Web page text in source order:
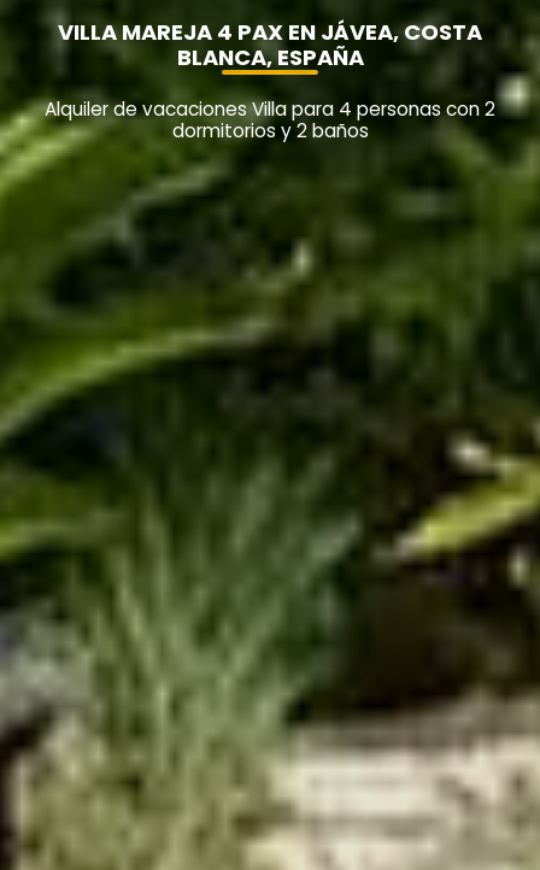
VILLA MAREJA 4 PAX EN JÁVEA, COSTA
BLANCA, ESPAÑA
Alquiler de vacaciones Villa para 4 personas con 2
dormitorios y 2 baños